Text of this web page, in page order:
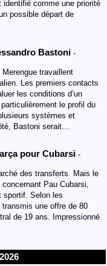
identifié comme une priorité
possible départ de
Bastoni -
travaillent
Les premiers contacts
les conditions d’un
le profil du
systèmes et
Bastoni serait…
pour Cubarsi -
des transferts. Mais le
Pau Cubarsi,
sportif. Selon les
transmis une offre de 80
de 19 ans. Impressionné